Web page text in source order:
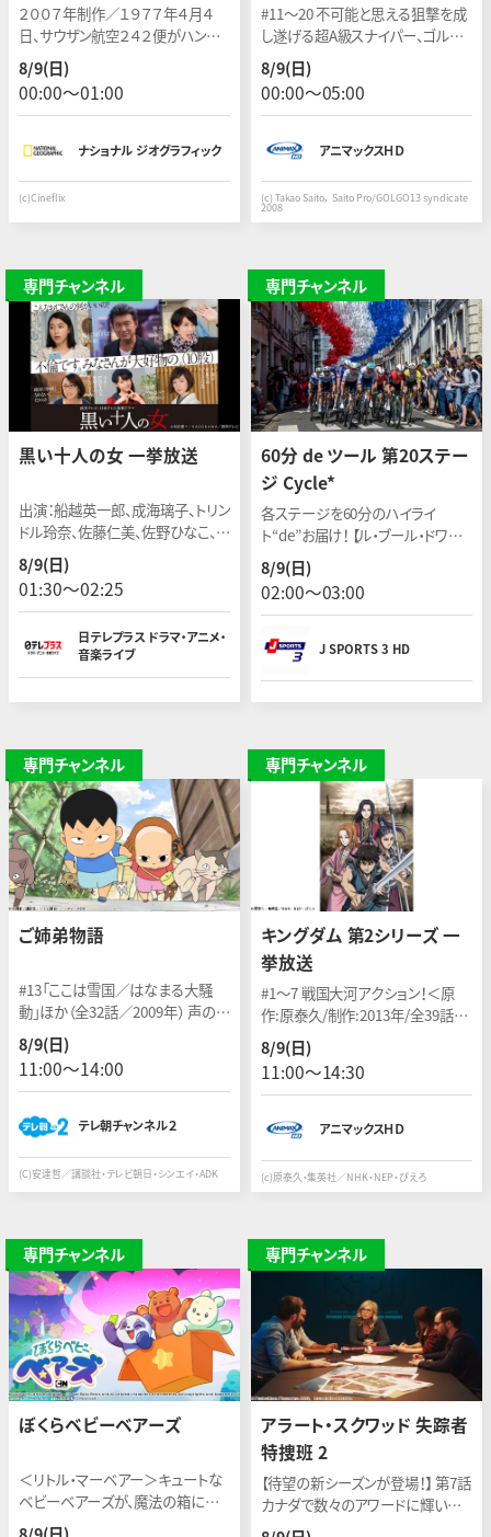
２００７年制作／１９７７年４月４
日、サウザン航空２４２便がハンツ
ビルからアトランタに向けて飛行し
ていた。離陸１０分後に前方に厄介
そうな嵐が現れた。
8/9(日)
00:00〜01:00
ナショナル ジオグラフィック
(c)Cineflix
#11〜20 不可能と思える狙撃を成
し遂げる超A級スナイパー、ゴルゴ
13の活躍を描く。＜全50話＞ ※5
週連続で一挙に放送！
8/9(日)
00:00〜05:00
アニマックスＨＤ
(c) Takao Saito， Saito Pro/GOLGO13 syndicate
2008
専門チャンネル
黒い十人の女 一挙放送
出演：船越英一郎、成海璃子、トリン
ドル玲奈、佐藤仁美、佐野ひなこ、
MEGUMI、若村麻由美（特別出
演）、水野美紀 地上波放送：2016年
9月29日〜12月1日
8/9(日)
01:30〜02:25
日テレプラス ドラマ・アニメ・
音楽ライブ
専門チャンネル
60分 de ツール 第20ステー
ジ Cycle*
各ステージを60分のハイライ
ト“de”お届け！ 【ル・ブール・ドワザ
ン〜アルプ・デュエズ】 開催日：
2026年7月25日(現地)
8/9(日)
02:00〜03:00
J SPORTS 3 HD
専門チャンネル
ご姉弟物語
#13「ここは雪国／はなまる大騒
動」ほか（全32話／2009年） 声の出
演：松岡由貴、小林由美子、大原さ
やか
8/9(日)
11:00〜14:00
テレ朝チャンネル２
(C)安達哲／講談社・テレビ朝日・シンエイ・ADK
専門チャンネル
キングダム 第2シリーズ 一
挙放送
#1〜7 戦国大河アクション！＜原
作:原泰久/制作:2013年/全39話
＞ ※「キングダム」シリーズを5週
連続で土曜・日曜一挙放送！
8/9(日)
11:00〜14:30
アニマックスＨＤ
(c)原泰久・集英社／NHK・NEP・ぴえろ
専門チャンネル
ぼくらベビーベアーズ
＜リトル・マーベアー＞キュートな
ベビーベアーズが、魔法の箱に乗
ってカラフルな世界を旅しながら、
専門チャンネル
アラート・スクワッド 失踪者
特捜班 2
【待望の新シーズンが登場！】 第7話
カナダで数々のアワードに輝いた
大ヒット作！ケベック州で起きる誘